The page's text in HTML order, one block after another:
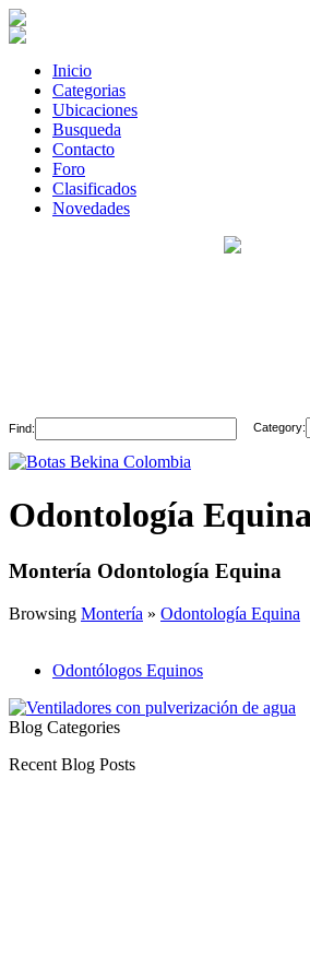
Inicio
Categorias
Ubicaciones
Busqueda
Contacto
Foro
Clasificados
Novedades
Find: Category:
Odontología
Montería Odontología Equina
Browsing Montería » Odontología Equina
Odontólogos Equinos
Blog Categories
Recent Blog Posts